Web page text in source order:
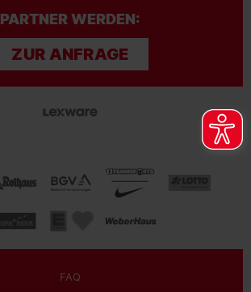
PARTNER WERDEN:
ZUR ANFRAGE
FAQ